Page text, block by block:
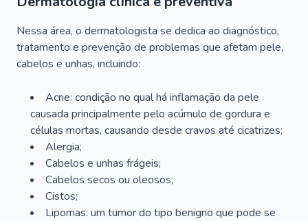
Nessa área, o dermatologista se dedica ao diagnóstico,
tratamento e prevenção de problemas que afetam pele,
cabelos e unhas, incluindo:
Acne: condição no qual há inflamação da pele
causada principalmente pelo acúmulo de gordura e
células mortas, causando desde cravos até cicatrizes;
Alergia;
Cabelos e unhas frágeis;
Cabelos secos ou oleosos;
Cistos;
Lipomas: um tumor do tipo benigno que pode se